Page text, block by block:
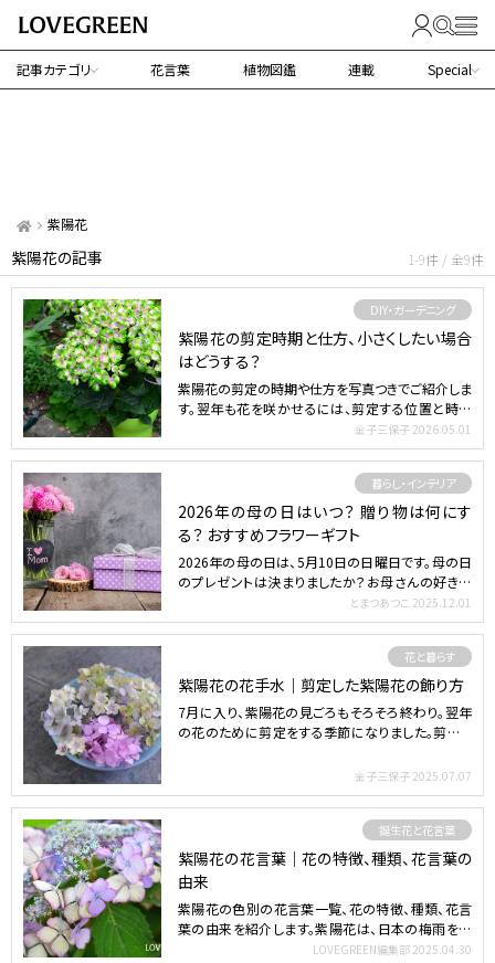
記事カテゴリ 花言葉 植物図鑑 連載 Special
紫陽花
紫陽花の記事 1-9件 / 全9件
DIY・ガーデニング
紫陽花の剪定時期と仕方、小さくしたい場合
はどうする？
紫陽花の剪定の時期や仕方を写真つきでご紹介しま
す。翌年も花を咲かせるには、剪定する位置と時期
金子三保子 2026.05.01
暮らし・インテリア
2026年の母の日はいつ？ 贈り物は何にす
る？ おすすめフラワーギフト
2026年の母の日は、5月10日の日曜日です。母の日
のプレゼントは決まりましたか？お母さんの好きな
とまつあつこ 2025.12.01
花と暮らす
紫陽花の花手水｜剪定した紫陽花の飾り方
7月に入り、紫陽花の見ごろもそろそろ終わり。翌年
の花のために剪定をする季節になりました。剪定し
金子三保子 2025.07.07
誕生花と花言葉
紫陽花の花言葉｜花の特徴、種類、花言葉の
由来
紫陽花の色別の花言葉一覧、花の特徴、種類、花言
葉の由来を紹介します。紫陽花は、日本の梅雨を彩
LOVEGREEN編集部 2025.04.30